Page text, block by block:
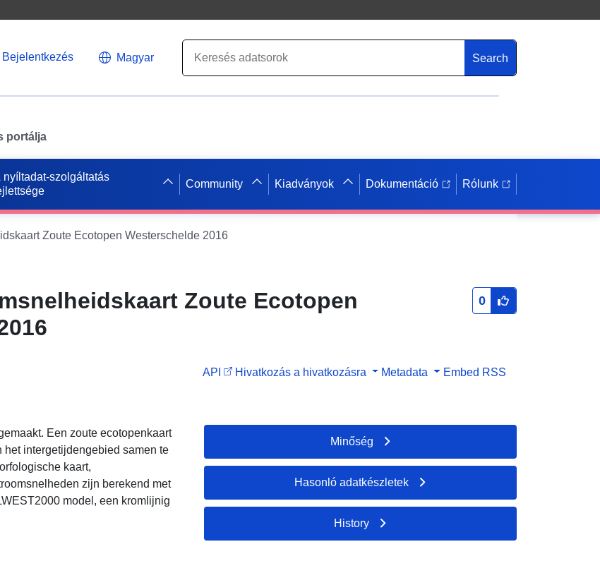
Bejelentkezés Magyar Search
portálja
nyíltadat-szolgáltatás
Community Kiadványok Dokumentáció Rólunk
Zoute Ecotopen Westerschelde 2016
Zoute Ecotopen
0
API Hivatkozás a hivatkozásra Metadata Embed RSS
Een zoute ecotopenkaart
intergetijdengebied samen te
kaart,
zijn berekend met
model, een kromlijnig
Minőség
Hasonló adatkészletek
History